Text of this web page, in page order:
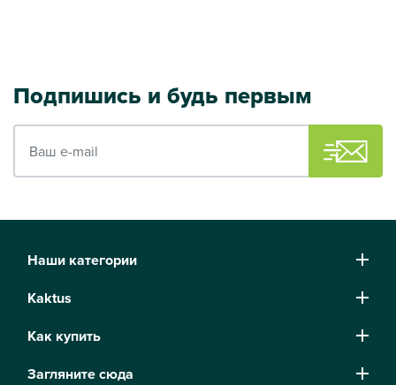
Подпишись и будь первым
Наши категории
Kaktus
Как купить
Загляните сюда